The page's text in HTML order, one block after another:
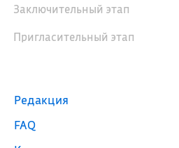
Заключительный этап
Пригласительный этап
Редакция
FAQ